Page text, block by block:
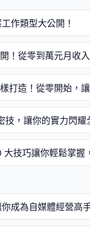
作類型大公開！
！從零到萬元月收
打造！從零開始，
技，讓你的實力閃耀
技巧讓你輕鬆掌握
成為自媒體經營高